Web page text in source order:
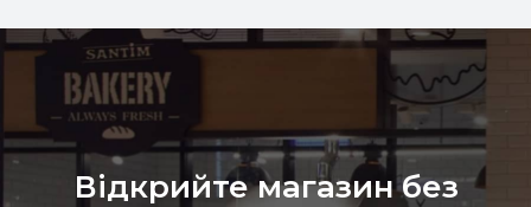
Відкрийте магазин без